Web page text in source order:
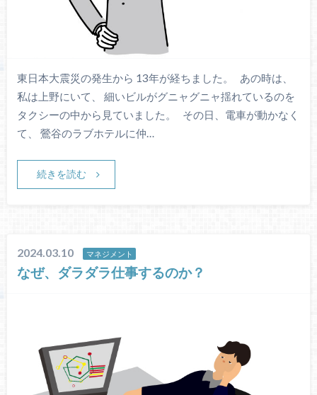
東日本大震災の発生から 13年が経ちました。 あの時は、
私は上野にいて、 細いビルがグニャグニャ揺れているのを
タクシーの中から見ていました。 その日、電車が動かなく
て、 鶯谷のラブホテルに仲…
続きを読む
2024.03.10 マネジメント
なぜ、ダラダラ仕事するのか？